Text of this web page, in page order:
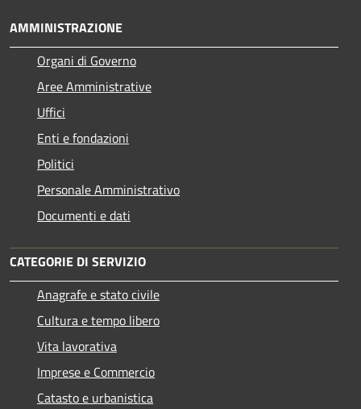
AMMINISTRAZIONE
Organi di Governo
Aree Amministrative
Uffici
Enti e fondazioni
Politici
Personale Amministrativo
Documenti e dati
CATEGORIE DI SERVIZIO
Anagrafe e stato civile
Cultura e tempo libero
Vita lavorativa
Imprese e Commercio
Catasto e urbanistica